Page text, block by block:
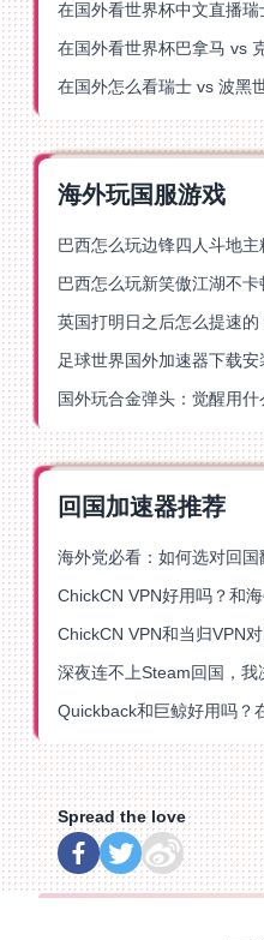
海外玩国服游戏
英国打明日之后怎么提速
回国加速器推荐
深夜连不上Steam回国，
Spread the love